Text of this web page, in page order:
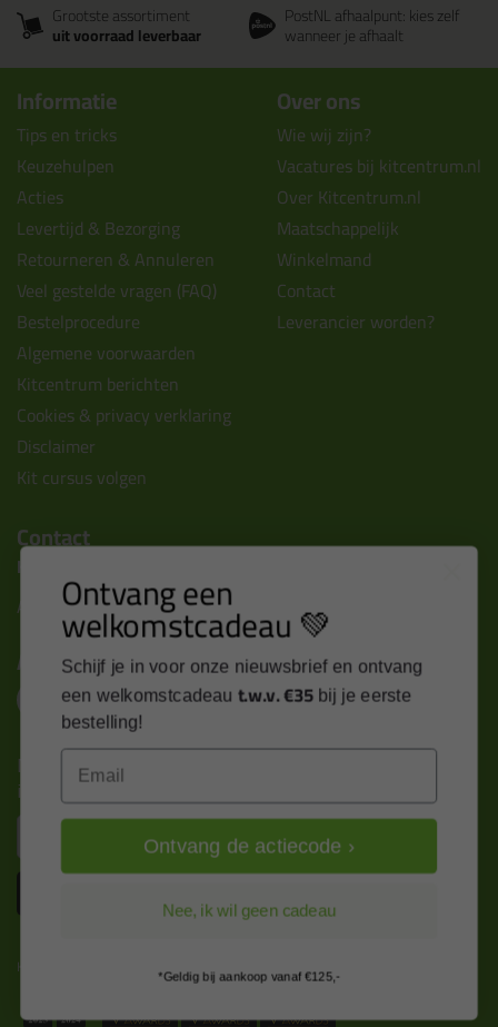
Grootste assortiment
uit voorraad leverbaar
PostNL afhaalpunt: kies zelf
wanneer je afhaalt
Informatie
Tips en tricks
Keuzehulpen
Acties
Levertijd & Bezorging
Retourneren & Annuleren
Veel gestelde vragen (FAQ)
Bestelprocedure
Algemene voorwaarden
Kitcentrum berichten
Cookies & privacy verklaring
Disclaimer
Kit cursus volgen
Over ons
Wie wij zijn?
Vacatures bij kitcentrum.nl
Over Kitcentrum.nl
Maatschappelijk
Winkelmand
Contact
Leverancier worden?
Contact
Kitcentrum B.V.
Alle contactgegevens >
Altijd op de hoogte blijven?
Nieuws, tips en exclusieve deals rechtstreeks in je
inbox
Kitcentrum is trots op:
Ontvang een
welkomstcadeau 💚
Schijf je in voor onze nieuwsbrief en ontvang
een welkomstcadeau t.w.v. €35 bij je eerste
bestelling!
Ontvang de actiecode ›
Nee, ik wil geen cadeau
*Geldig bij aankoop vanaf €125,-